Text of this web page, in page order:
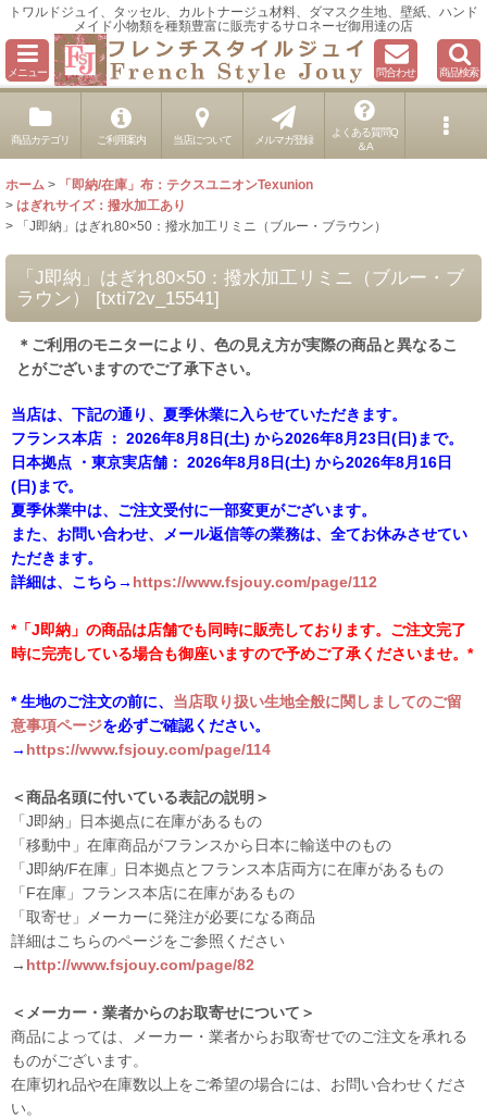
トワルドジュイ、タッセル、カルトナージュ材料、ダマスク生地、壁紙、ハンド
メイド小物類を種類豊富に販売するサロネーゼ御用達の店
メニュー 問合わせ 商品検索
商品カテゴリ ご利用案内 当店について メルマガ登録
よくある質問Q
＆A
ホーム >
「即納/在庫」布：テクスユニオンTexunion
> はぎれサイズ：撥水加工あり
>
「J即納」はぎれ80×50：撥水加工リミニ（ブルー・ブラウン）
「J即納」はぎれ80×50：撥水加工リミニ（ブルー・ブ
ラウン）
[txti72v_15541]
＊ご利用のモニターにより、色の見え方が実際の商品と異なるこ
とがございますのでご了承下さい。
当店は、下記の通り、夏季休業に入らせていただきます。
フランス本店 ： 2026年8月8日(土) から2026年8月23日(日)まで。
日本拠点 ・東京実店舗： 2026年8月8日(土) から2026年8月16日
(日)まで。
夏季休業中は、ご注文受付に一部変更がございます。
また、お問い合わせ、メール返信等の業務は、全てお休みさせてい
ただきます。
詳細は、こちら→ https://www.fsjouy.com/page/112
*「J即納」の商品は店舗でも同時に販売しております。ご注文完了
時に完売している場合も御座いますので予めご了承くださいませ。*
* 生地のご注文の前に、 当店取り扱い生地全般に関しましてのご留
意事項ページを必ずご確認ください。
→ https://www.fsjouy.com/page/114
＜商品名頭に付いている表記の説明＞
「J即納」日本拠点に在庫があるもの
「移動中」在庫商品がフランスから日本に輸送中のもの
「J即納/F在庫」日本拠点とフランス本店両方に在庫があるもの
「F在庫」フランス本店に在庫があるもの
「取寄せ」メーカーに発注が必要になる商品
詳細はこちらのページをご参照ください
→ http://www.fsjouy.com/page/82
＜メーカー・業者からのお取寄せについて＞
商品によっては、メーカー・業者からお取寄せでのご注文を承れる
ものがございます。
在庫切れ品や在庫数以上をご希望の場合には、お問い合わせくださ
い。